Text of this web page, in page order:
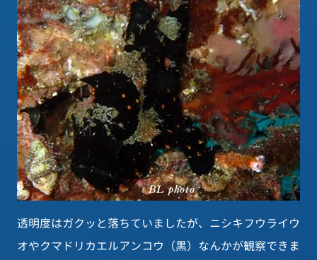
透明度はガクッと落ちていましたが、ニシキフウライウ
オやクマドリカエルアンコウ（黒）なんかが観察できま